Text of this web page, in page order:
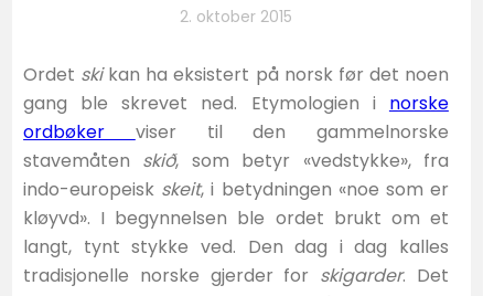
2. oktober 2015
Ordet skikan ha eksistert på norsk før det noen
gang ble skrevet ned. Etymologien i norske
ordbøker viser til den gammelnorske
stavemåten skið, som betyr «vedstykke», fra
indo-europeisk skeit, i betydningen «noe som er
kløyvd». I begynnelsen ble ordet brukt om et
langt, tynt stykke ved. Den dag i dag kalles
tradisjonelle norske gjerder for skigarder. Det